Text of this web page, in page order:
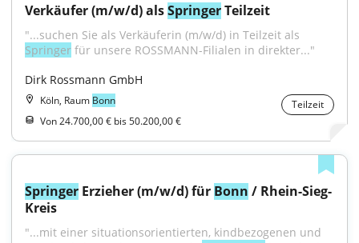
Verkäufer (m/w/d) als Springer Teilzeit
Springer für unsere ROSSMANN-Filialen in direkter..."
Dirk Rossmann GmbH
Köln, Raum Bonn
Teilzeit
Von 24.700,00 € bis 50.200,00 €
Springer Erzieher (m/w/d) für Bonn / Rhein-Sieg-
Kreis
"...mit einer situationsorientierten, kindbezogenen und